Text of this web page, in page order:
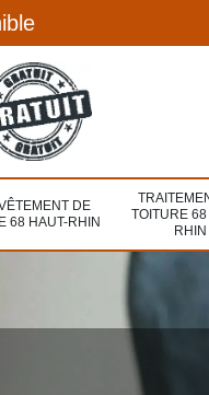
DE
68 HAUT-RHIN
TOITURE 68
RHIN